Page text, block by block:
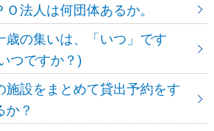
法人は何団体あるか。
歳の集いは、「いつ」です
つですか？)
施設をまとめて貸出予約をす
か？